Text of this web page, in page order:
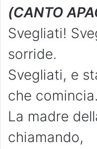
(CANTO
Svegliati!
sorride.
Svegliati, e
che comincia.
La madre
chiamando,